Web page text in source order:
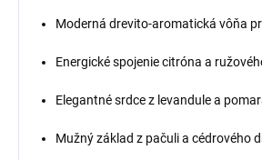
Moderná drevito-aromatická vôňa
Energické spojenie citróna a
Elegantné srdce z levandule a
Mužný základ z pačuli a cédrového